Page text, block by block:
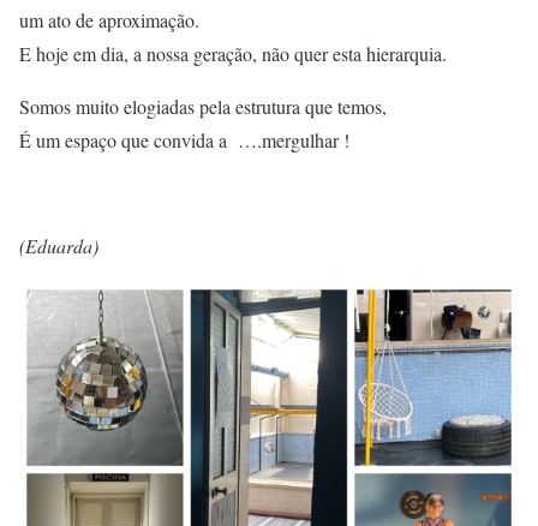
um ato de aproximação.
E hoje em dia, a nossa geração, não quer esta hierarquia.
Somos muito elogiadas pela estrutura que temos,
É um espaço que convida a ….mergulhar !
(Eduarda)